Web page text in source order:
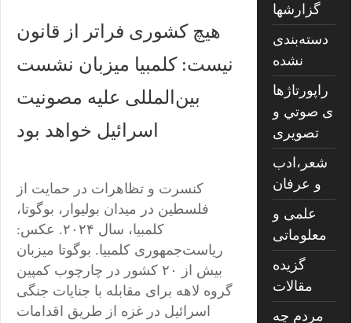
هیچ کشوری فراتر از قانون
نیست: کلمبیا میزبان نشست
بین‌المللی علیه مصونیت
اسرائیل خواهد بود
کنسرت و تظاهرات در حمایت از
فلسطین در میدان بولیوار، بوگوتا،
کلمبیا، سال ۲۰۲۴. عکس:
ریاست‌جمهوری کلمبیا. بوگوتا میزبان
بیش از ۲۰ کشور در چارچوب کمپین
گروه لاهه برای مقابله با جنایات جنگی
اسرائیل در غزه از طریق اقدامات
گزارشها
دسته‌بندی
نشده
راپورتاژها
ی صوتي و
تصويری
شعر،ادب
و عرفان
علمی و
معلوماتی
گزیده
مقالات
مردم چه